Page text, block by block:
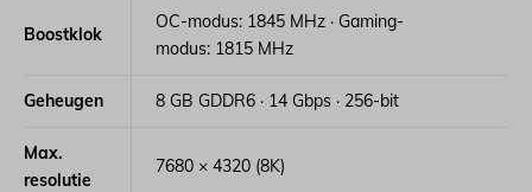
Boostklok
OC-modus: 1845 MHz · Gaming-
modus: 1815 MHz
Geheugen 8 GB GDDR6 · 14 Gbps · 256-bit
Max.
resolutie
7680 × 4320 (8K)